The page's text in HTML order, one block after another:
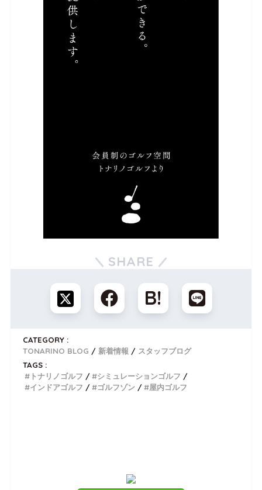
SHARE
CATEGORY :
TONARINO BLOG
新着情報
スタッフブログ
TAGS :
トナリノゴルフ
シミュレーションゴルフ
インドアゴルフ
ゴルフゾン 屋内ゴルフ